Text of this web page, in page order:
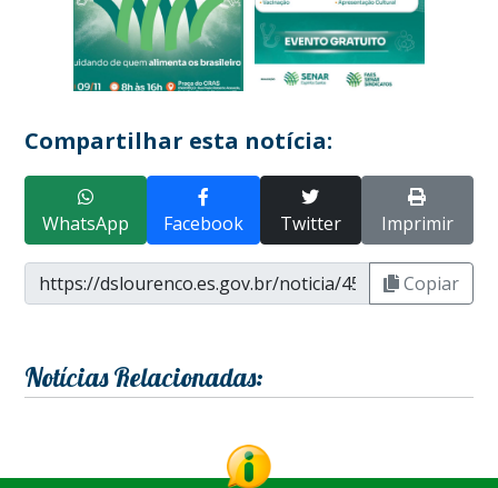
Compartilhar esta notícia:
WhatsApp Facebook Twitter Imprimir
Copiar
Notícias Relacionadas: